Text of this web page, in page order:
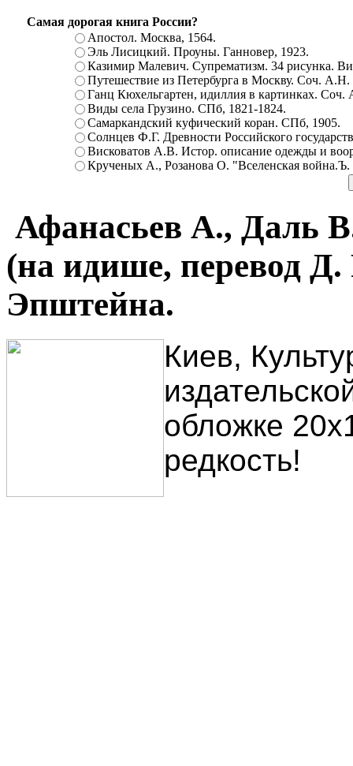
Самая дорогая книга России?
Апостол. Москва, 1564.
Эль Лисицкий. Проуны. Ганновер, 1923.
Казимир Малевич. Супрематизм. 34 рисунка.
Путешествие из Петербурга в Москву. Соч.
Ганц Кюхельгартен, идиллия в картинках.
Виды села Грузино. СПб, 1821-1824.
Самаркандский куфический коран. СПб, 1905.
Солнцев Ф.Г. Древности Российского
Висковатов А.В. Истор. описание одежды и
Крученых А., Розанова О. "Вселенская
Афанасьев А., Даль
(на идише, перевод
Эпштейна.
Киев,
обложке
редкость!